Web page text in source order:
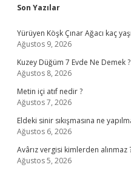
Sidebar
Son Yazılar
Yürüyen Köşk Çınar Ağacı kaç
Ağustos 9, 2026
Kuzey Düğüm 7 Evde Ne Demek ?
Ağustos 8, 2026
Metin içi atıf nedir ?
Ağustos 7, 2026
Eldeki sinir sıkışmasına ne
Ağustos 6, 2026
Avârız vergisi kimlerden alınmaz
Ağustos 5, 2026